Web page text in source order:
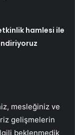
hamlesi ile
mesleğiniz ve
gelişmelerin
beklenmedik